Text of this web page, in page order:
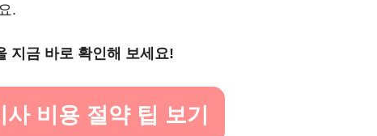
.
지금 바로 확인해 보세요!
비용 절약 팁 보기